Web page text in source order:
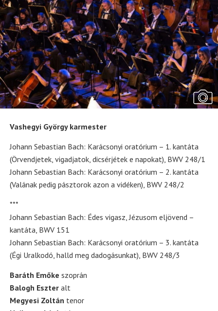
Vashegyi György karmester
Johann Sebastian Bach: Karácsonyi oratórium – 1. kantáta
(Örvendjetek, vigadjatok, dicsérjétek e napokat), BWV 248/1
Johann Sebastian Bach: Karácsonyi oratórium – 2. kantáta
(Valának pedig pásztorok azon a vidéken), BWV 248/2
***
Johann Sebastian Bach: Édes vigasz, Jézusom eljövend –
kantáta, BWV 151
Johann Sebastian Bach: Karácsonyi oratórium – 3. kantáta
(Égi Uralkodó, halld meg dadogásunkat), BWV 248/3
Baráth Emőke szoprán
Balogh Eszter alt
Megyesi Zoltán tenor